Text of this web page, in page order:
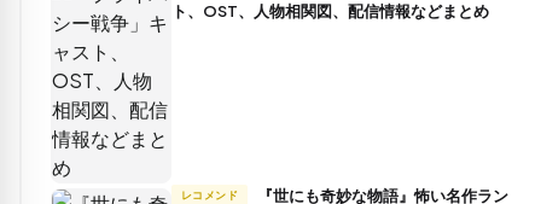
ト、OST、人物相関図、配信情報などまとめ
レコメンド